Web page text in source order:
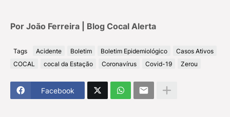
Por João Ferreira | Blog Cocal Alerta
Tags Acidente Boletim Boletim Epidemiológico
Casos Ativos
COCAL
cocal da Estação Coronavírus Covid-19 Zerou
Facebook